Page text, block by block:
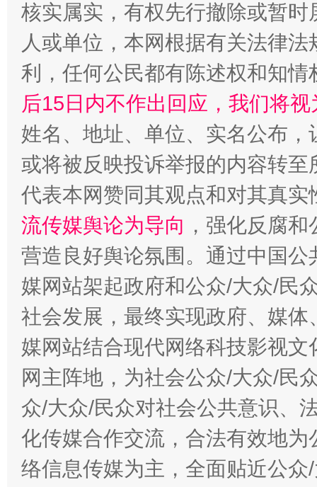
这是一记警钟！ 谢
今
核实属实，有权先行撤除或暂
人或单位，本网根据有关法律
利，任何公民都有陈述权和知情
后15日内不作出回应，我们将
姓名、地址、单位、实名公布
或将被反映投诉举报的内容转
代表本网赞同其观点和对其真实
流传媒舆论为导向 ，强化反腐
营造良好舆论氛围。通过中国
媒网站架起政府和公众/大众/民
社会发展，最终实现政府、媒
媒网站结合现代网络科技影视
网主阵地，为社会公众/大众/民
众/大众/民众对社会公共意识、
化传媒合作交流，合法有效地
络信息传媒为主，全面贴近公